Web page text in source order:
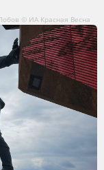
© ИА Красная Весна